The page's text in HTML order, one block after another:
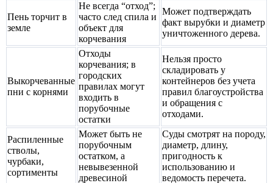
Пень торчит в
земле
Не всегда “отход”;
часто след спила и
объект для
корчевания
Может подтверждать
факт вырубки и диаметр
уничтоженного дерева.
Выкорчеванные
пни с корнями
Отходы
корчевания; в
городских
правилах могут
входить в
порубочные
остатки
Нельзя просто
складировать у
контейнеров без учета
правил благоустройства
и обращения с
отходами.
Распиленные
стволы,
чурбаки,
сортименты
Может быть не
порубочным
остатком, а
невывезенной
древесиной
Суды смотрят на породу,
диаметр, длину,
пригодность к
использованию и
ведомость перечета.